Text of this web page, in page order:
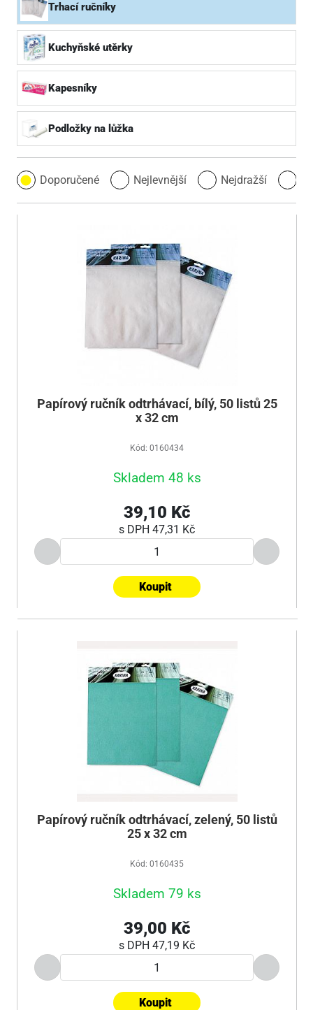
Trhací ručníky
Kuchyňské utěrky
Kapesníky
Podložky na lůžka
Doporučené Nejlevnější Nejdražší
Papírový ručník odtrhávací, bílý, 50 listů 25
x 32 cm
Kód: 0160434
Skladem 48 ks
39,10 Kč
s DPH 47,31 Kč
Koupit
Papírový ručník odtrhávací, zelený, 50 listů
25 x 32 cm
Kód: 0160435
Skladem 79 ks
39,00 Kč
s DPH 47,19 Kč
Koupit